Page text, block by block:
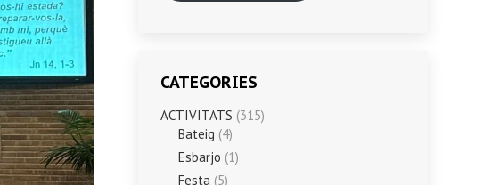
CATEGORIES
ACTIVITATS (315)
Bateig (4)
Esbarjo (1)
Festa (5)